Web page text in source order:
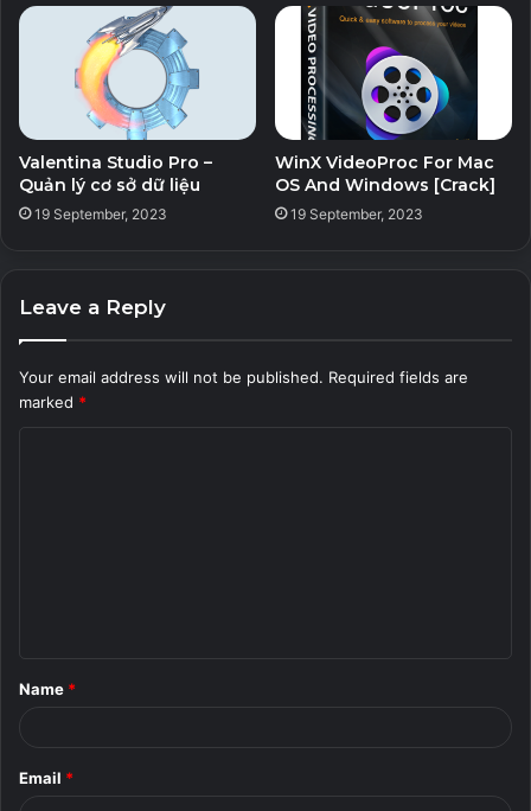
Valentina Studio Pro –
Quản lý cơ sở dữ liệu
19 September, 2023
WinX VideoProc For Mac
OS And Windows [Crack]
19 September, 2023
Leave a Reply
Your email address will not be published. Required fields are
marked *
*
Name *
Email *